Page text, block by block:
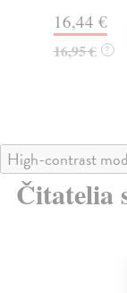
16,44 €
16,95 € ?
High-contrast
Čitatelia